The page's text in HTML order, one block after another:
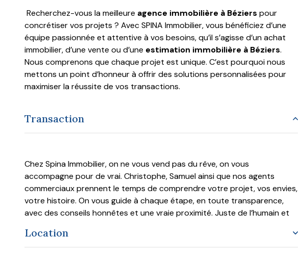
Recherchez-vous la meilleure agence immobilière à Béziers pour
concrétiser vos projets ? Avec SPINA Immobilier, vous bénéficiez d’une
équipe passionnée et attentive à vos besoins, qu’il s’agisse d’un achat
immobilier, d’une vente ou d’une estimation immobilière à Béziers.
Nous comprenons que chaque projet est unique. C’est pourquoi nous
mettons un point d’honneur à offrir des solutions personnalisées pour
maximiser la réussite de vos transactions.
Transaction
Chez Spina Immobilier, on ne vous vend pas du rêve, on vous
accompagne pour de vrai. Christophe, Samuel ainsi que nos agents
commerciaux prennent le temps de comprendre votre projet, vos envies,
votre histoire. On vous guide à chaque étape, en toute transparence,
avec des conseils honnêtes et une vraie proximité. Juste de l’humain et
Location